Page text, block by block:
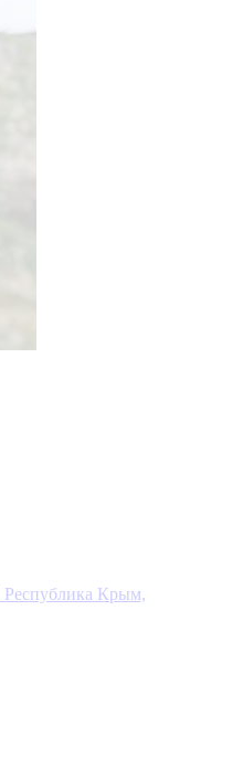
Республика Крым,